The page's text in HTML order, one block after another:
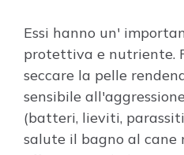
Essi hanno un'
protettiva e nutriente.
seccare la pelle
sensibile
(batteri, lieviti,
salute il bagno al cane